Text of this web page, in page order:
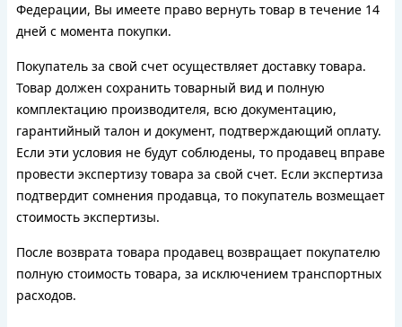
Федерации, Вы имеете право вернуть товар в течение 14
дней с момента покупки.
Покупатель за свой счет осуществляет доставку товара.
Товар должен сохранить товарный вид и полную
комплектацию производителя, всю документацию,
гарантийный талон и документ, подтверждающий оплату.
Если эти условия не будут соблюдены, то продавец вправе
провести экспертизу товара за свой счет. Если экспертиза
подтвердит сомнения продавца, то покупатель возмещает
стоимость экспертизы.
После возврата товара продавец возвращает покупателю
полную стоимость товара, за исключением транспортных
расходов.